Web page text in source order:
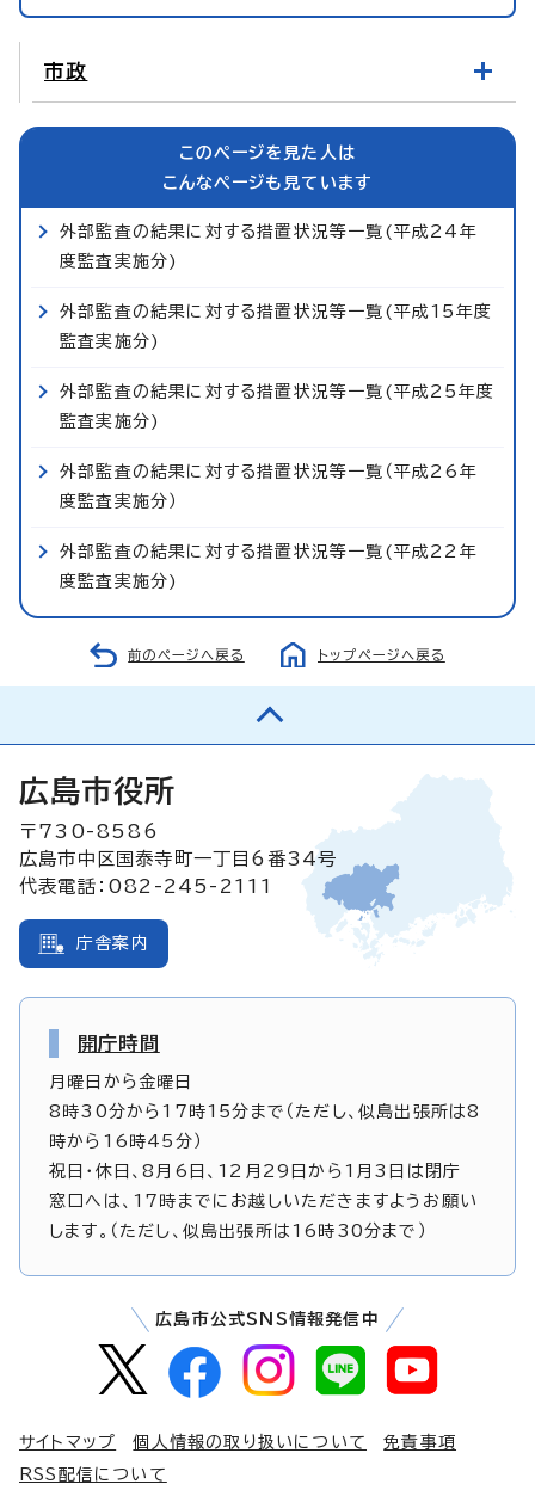
市政
このページを見た人は
こんなページも見ています
外部監査の結果に対する措置状況等一覧(平成24年
度監査実施分)
外部監査の結果に対する措置状況等一覧(平成15年度
監査実施分)
外部監査の結果に対する措置状況等一覧(平成25年度
監査実施分)
外部監査の結果に対する措置状況等一覧（平成26年
度監査実施分）
外部監査の結果に対する措置状況等一覧(平成22年
度監査実施分)
前のページへ戻る トップページへ戻る
広島市役所
〒730-8586
広島市中区国泰寺町一丁目6番34号
代表電話：082-245-2111
庁舎案内
開庁時間
月曜日から金曜日
8時30分から17時15分まで（ただし、似島出張所は8
時から16時45分）
祝日・休日、8月6日、12月29日から1月3日は閉庁
窓口へは、17時までにお越しいただきますようお願い
します。（ただし、似島出張所は16時30分まで）
広島市公式SNS情報発信中
サイトマップ 個人情報の取り扱いについて
免責事項
RSS配信について